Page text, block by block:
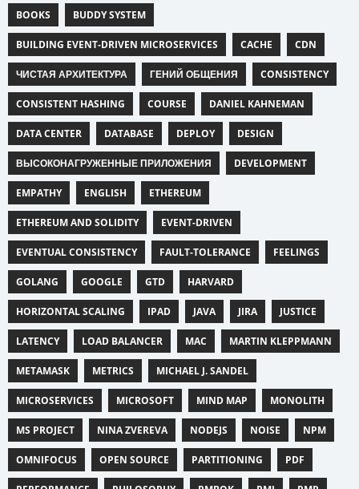
BOOKS BUDDY SYSTEM
BUILDING EVENT-DRIVEN MICROSERVICES CACHE CDN
ЧИСТАЯ АРХИТЕКТУРА ГЕНИЙ ОБЩЕНИЯ CONSISTENCY
CONSISTENT HASHING COURSE DANIEL KAHNEMAN
DATA CENTER DATABASE DEPLOY DESIGN
ВЫСОКОНАГРУЖЕННЫЕ ПРИЛОЖЕНИЯ DEVELOPMENT
EMPATHY ENGLISH ETHEREUM
ETHEREUM AND SOLIDITY EVENT-DRIVEN
EVENTUAL CONSISTENCY FAULT-TOLERANCE FEELINGS
GOLANG GOOGLE GTD HARVARD
HORIZONTAL SCALING IPAD JAVA JIRA JUSTICE
LATENCY LOAD BALANCER MAC MARTIN KLEPPMANN
METAMASK METRICS MICHAEL J. SANDEL
MICROSERVICES MICROSOFT MIND MAP MONOLITH
MS PROJECT NINA ZVEREVA NODEJS NOISE NPM
OMNIFOCUS OPEN SOURCE PARTITIONING PDF